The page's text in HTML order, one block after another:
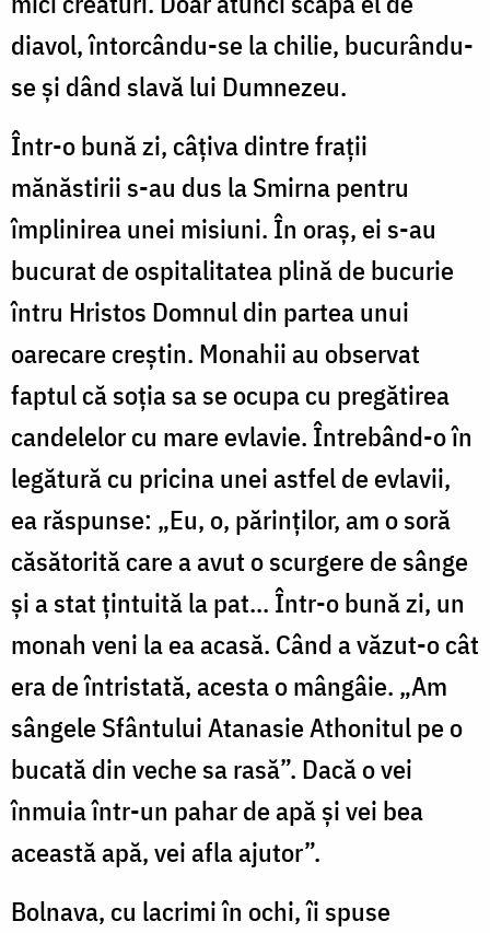
diavol, întorcându-se la chilie, bucurându-
se şi dând slavă lui Dumnezeu.
Într-o bună zi, câţiva dintre fraţii
mănăstirii s-au dus la Smirna pentru
împlinirea unei misiuni. În oraş, ei s-au
bucurat de ospitalitatea plină de bucurie
întru Hristos Domnul din partea unui
oarecare creştin. Monahii au observat
faptul că soţia sa se ocupa cu pregătirea
candelelor cu mare evlavie. Întrebând-o în
legătură cu pricina unei astfel de evlavii,
ea răspunse: „Eu, o, părinţilor, am o soră
căsătorită care a avut o scurgere de sânge
și a stat țintuită la pat... Într-o bună zi, un
monah veni la ea acasă. Când a văzut-o cât
era de întristată, acesta o mângâie. „Am
sângele Sfântului Atanasie Athonitul pe o
bucată din veche sa rasă”. Dacă o vei
înmuia într-un pahar de apă şi vei bea
această apă, vei afla ajutor”.
Bolnava, cu lacrimi în ochi, îi spuse